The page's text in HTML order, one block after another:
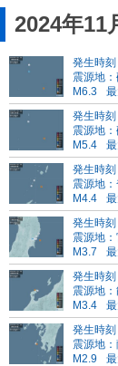
2024年11
発生時
震源地
M6.3
発生時
震源地
M5.4
発生時
震源地
M4.4
発生時
震源地
M3.7
発生時
震源地
M3.4
発生時
震源地
M2.9